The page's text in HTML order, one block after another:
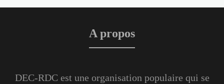
A propos
DEC-RDC est une organisation populaire qui se